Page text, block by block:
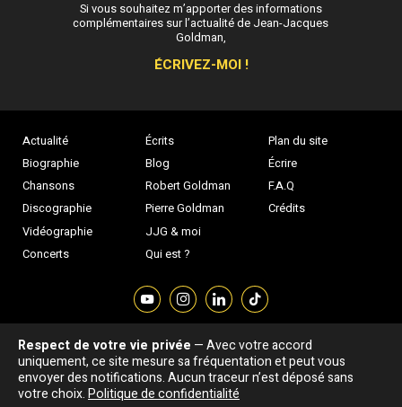
Actualité
Biographie
Chansons
Discographie
Vidéographie
Concerts
Écrits
Blog
Robert Goldman
Pierre Goldman
JJG & moi
Qui est ?
Plan du site
Écrire
F.A.Q
Crédits
Si vous souhaitez m’apporter des informations
complémentaires sur l’actualité de Jean-Jacques
Goldman,
ÉCRIVEZ-MOI !
Association "Parler d'sa vie" © Depuis 1997 - Tous droits réservés |
Signaler une erreur |Confidentialité|Gestion des cookies|Dernière
mise à jour : 05/08/2026
Respect de votre vie privée — Avec votre accord
uniquement, ce site mesure sa fréquentation et peut vous
envoyer des notifications. Aucun traceur n’est déposé sans
votre choix.Politique de confidentialité